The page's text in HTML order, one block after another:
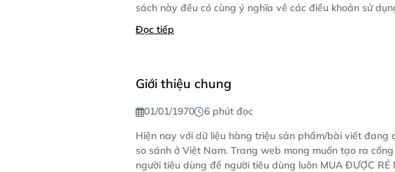
Đọc tiếp
Giới thiệu chung
01/01/1970
6 phút đọc
Hiện nay với dữ liệu hàng triệu sản phẩm/bài viết đang
so sánh ở Việt Nam. Trang web mong muốn tạo ra cổng thông tin so sánh cho
người tiêu dùng để người tiêu dùng luôn